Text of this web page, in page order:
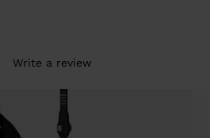
Write a review